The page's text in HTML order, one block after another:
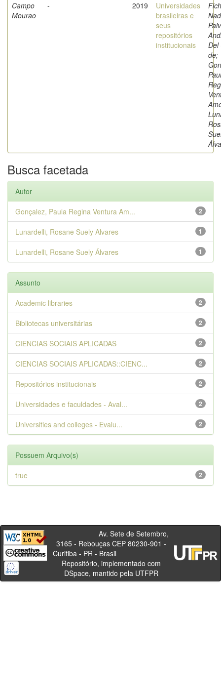
Campo
Mourao
- 2019
Universidades
brasileiras e
seus
repositórios
institucionais
Del
de;
Busca facetada
Autor
2
Gonçalez, Paula Regina Ventura Am...
1
Lunardelli, Rosane Suely Alvares
1
Lunardelli, Rosane Suely Álvares
Assunto
2
Academic libraries
2
Bibliotecas universitárias
2
CIENCIAS SOCIAIS APLICADAS
2
CIENCIAS SOCIAIS APLICADAS::CIENC...
2
Repositórios institucionais
2
Universidades e faculdades - Aval...
2
Universities and colleges - Evalu...
Possuem Arquivo(s)
2
true
Av. Sete de Setembro,
3165 - Rebouças CEP 80230-901 -
Curitiba - PR - Brasil
Repositório, implementado com
DSpace, mantido pela UTFPR